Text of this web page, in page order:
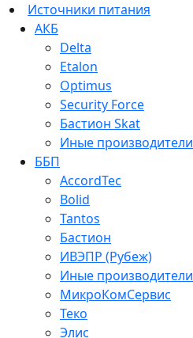
Источники питания
АКБ
Delta
Etalon
Optimus
Security Force
Бастион Skat
Иные производители
ББП
AccordTec
Bolid
Tantos
Бастион
ИВЭПР (Рубеж)
Иные производители
МикроКомСервис
Теко
Элис